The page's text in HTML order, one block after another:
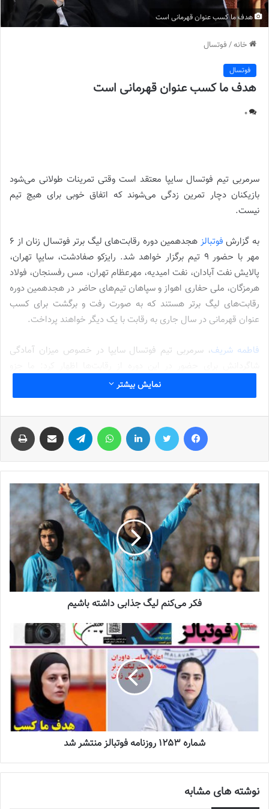
هدف ما کسب عنوان قهرمانی است
خانه/ فوتسال
فوتسال
هدف ما کسب عنوان قهرمانی است
0
سرمربی تیم فوتسال سایپا معتقد است وقتی تمرینات طولانی می‌شود
بازیکنان دچار تمرین زدگی می‌شوند که اتفاق خوبی برای هیچ تیم
نیست.
به گزارش فوتبالز
هجدهمین دوره رقابت‌های لیگ برتر فوتسال زنان از ۶
مهر با حضور ۹ تیم برگزار خواهد شد. رایزکو صفادشت، سایپا تهران،
پالایش نفت آبادان، نفت امیدیه، مهرعظام تهران، مس رفسنجان، فولاد
هرمزگان، ملی حفاری اهواز و سپاهان تیم‌های حاضر در هجدهمین دوره
رقابت‌های لیگ برتر هستند که به صورت رفت و برگشت برای کسب
عنوان قهرمانی در سال جاری به رقابت با یک دیگر خواهند پرداخت.
فاطمه شریف، سرمربی تیم فوتسال سایپا در خصوص میزان آمادگی
تیم‌هایی بودیم که تلاش کردیم تیم را بر اساس برنامه قبلی که از سوی
سازمان لیگ و فدراسیون اعلام شد برای بازی‌های لیگ آماده کنیم.
بنابراین خیلی زود استارت تمرینات زده شد اما تعویق دو هفته‌ای
مسابقات به نوعی باعث شد تیم ما متضرر شود.
وی افزود: به هر شکل وقتی تمرینات طولانی می‌شود بازیکنان دچار
تمرین زدگی می‌شوند که اتفاق خوبی برای هیچ تیم نیست. اما در
مجموع شکر خدا شرایط خوبی داریم و بازیکنان آماده رقابت با تیم‌های
حریف هستند. مسابقه اول ما با تیم رایزکو است که چند سالی در
فوتسال زنان حضور خوبی دارد و امسال هم جذب مهره‌های مناسب
خودش را تقویت کرده است و به نظرم جز مدعیان قهرمانی به شمار
می‌رود.
نوشته های مشابه
جنجال جدید در سوپرلیگ فوتسال
2022-12-11
لیست تیم ملی فوتسال زنان اعلام شد
2025-04-28
سرنوشت عجیب ستاره ایرانی در تورکال
2023-05-12
نمایش بیشتر
فکر می‌کنم لیگ جذابی داشته باشیم
شماره 1253 روزنامه فوتبالز منتشر شد
نوشته های مشابه